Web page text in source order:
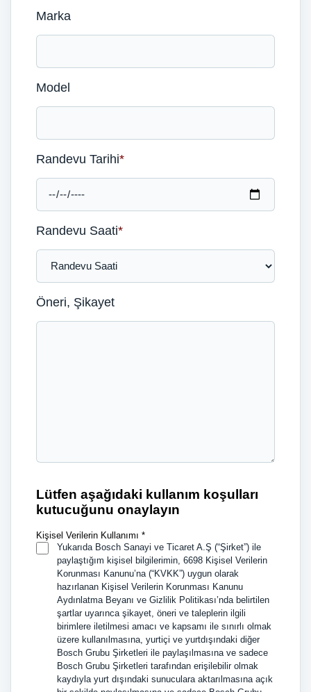
Marka
Model
Randevu Tarihi*
Randevu Saati*
Öneri, Şikayet
Lütfen aşağıdaki kullanım koşulları
kutucuğunu onaylayın
Kişisel Verilerin Kullanımı *
Yukarıda Bosch Sanayi ve Ticaret A.Ş (“Şirket”) ile
paylaştığım kişisel bilgilerimin, 6698 Kişisel Verilerin
Korunması Kanunu’na (“KVKK”) uygun olarak
hazırlanan Kişisel Verilerin Korunması Kanunu
Aydınlatma Beyanı ve Gizlilik Politikası’nda belirtilen
şartlar uyarınca şikayet, öneri ve taleplerin ilgili
birimlere iletilmesi amacı ve kapsamı ile sınırlı olmak
üzere kullanılmasına, yurtiçi ve yurtdışındaki diğer
Bosch Grubu Şirketleri ile paylaşılmasına ve sadece
Bosch Grubu Şirketleri tarafından erişilebilir olmak
kaydıyla yurt dışındaki sunuculara aktarılmasına açık